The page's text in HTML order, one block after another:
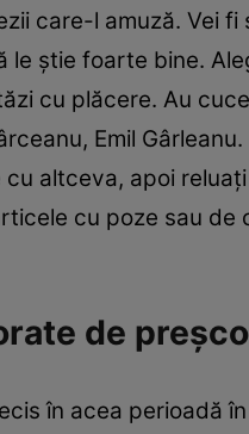
care-l amuză. Vei
le ştie foarte bine.
cu plăcere. Au
Emil
altceva, apoi
cu poze sau
de
în acea perioadă